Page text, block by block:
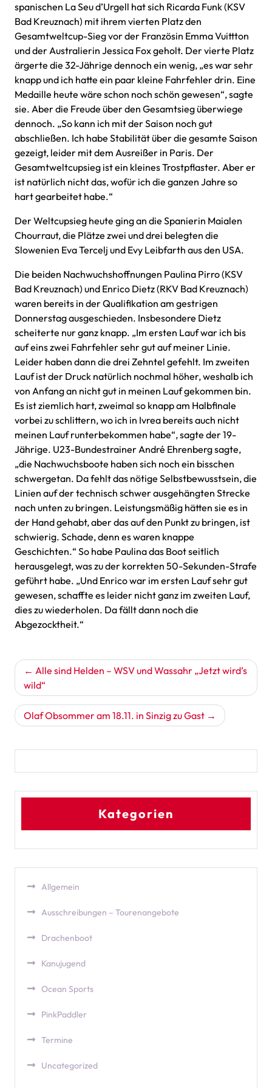
spanischen La Seu d’Urgell hat sich Ricarda Funk (KSV
Bad Kreuznach) mit ihrem vierten Platz den
Gesamtweltcup-Sieg vor der Französin Emma Vuittton
und der Australierin Jessica Fox geholt. Der vierte Platz
ärgerte die 32-Jährige dennoch ein wenig, „es war sehr
knapp und ich hatte ein paar kleine Fahrfehler drin. Eine
Medaille heute wäre schon noch schön gewesen“, sagte
sie. Aber die Freude über den Gesamtsieg überwiege
dennoch. „So kann ich mit der Saison noch gut
abschließen. Ich habe Stabilität über die gesamte Saison
gezeigt, leider mit dem Ausreißer in Paris. Der
Gesamtweltcupsieg ist ein kleines Trostpflaster. Aber er
ist natürlich nicht das, wofür ich die ganzen Jahre so
hart gearbeitet habe.“
Der Weltcupsieg heute ging an die Spanierin Maialen
Chourraut, die Plätze zwei und drei belegten die
Slowenien Eva Tercelj und Evy Leibfarth aus den USA.
Die beiden Nachwuchshoffnungen Paulina Pirro (KSV
Bad Kreuznach) und Enrico Dietz (RKV Bad Kreuznach)
waren bereits in der Qualifikation am gestrigen
Donnerstag ausgeschieden. Insbesondere Dietz
scheiterte nur ganz knapp. „Im ersten Lauf war ich bis
auf eins zwei Fahrfehler sehr gut auf meiner Linie.
Leider haben dann die drei Zehntel gefehlt. Im zweiten
Lauf ist der Druck natürlich nochmal höher, weshalb ich
von Anfang an nicht gut in meinen Lauf gekommen bin.
Es ist ziemlich hart, zweimal so knapp am Halbfinale
vorbei zu schlittern, wo ich in Ivrea bereits auch nicht
meinen Lauf runterbekommen habe“, sagte der 19-
Jährige. U23-Bundestrainer André Ehrenberg sagte,
„die Nachwuchsboote haben sich noch ein bisschen
schwergetan. Da fehlt das nötige Selbstbewusstsein, die
Linien auf der technisch schwer ausgehängten Strecke
nach unten zu bringen. Leistungsmäßig hätten sie es in
der Hand gehabt, aber das auf den Punkt zu bringen, ist
schwierig. Schade, denn es waren knappe
Geschichten.“ So habe Paulina das Boot seitlich
herausgelegt, was zu der korrekten 50-Sekunden-Strafe
geführt habe. „Und Enrico war im ersten Lauf sehr gut
gewesen, schaffte es leider nicht ganz im zweiten Lauf,
dies zu wiederholen. Da fällt dann noch die
Abgezocktheit.“
Beitragsnavigation
Alle sind Helden – WSV und Wassahr „Jetzt wird’s
wild“
Olaf Obsommer am 18.11. in Sinzig zu Gast
Kategorien
Allgemein
Ausschreibungen – Tourenangebote
Drachenboot
Kanujugend
Ocean Sports
PinkPaddler
Termine
Uncategorized